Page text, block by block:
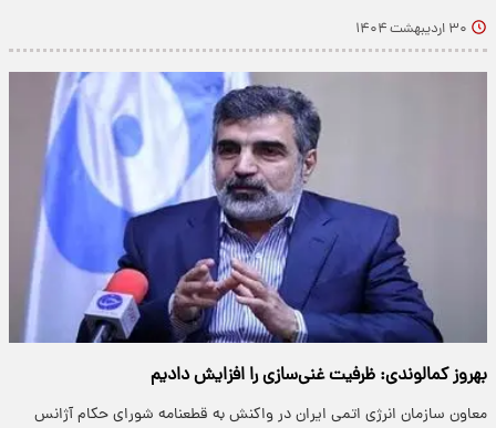
۳۰ اردیبهشت ۱۴۰۴
بهروز کمالوندی: ظرفیت غنی‌سازی را افزایش دادیم
معاون سازمان انرژی اتمی ایران در واکنش به قطعنامه شورای حکام آژانس